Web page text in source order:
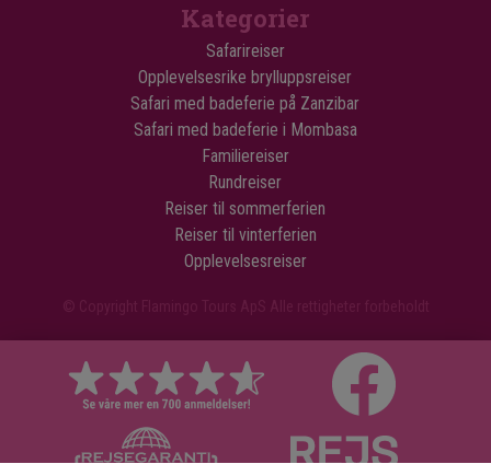
Kategorier
Safarireiser
Opplevelsesrike brylluppsreiser
Safari med badeferie på Zanzibar
Safari med badeferie i Mombasa
Familiereiser
Rundreiser
Reiser til sommerferien
Reiser til vinterferien
Opplevelsesreiser